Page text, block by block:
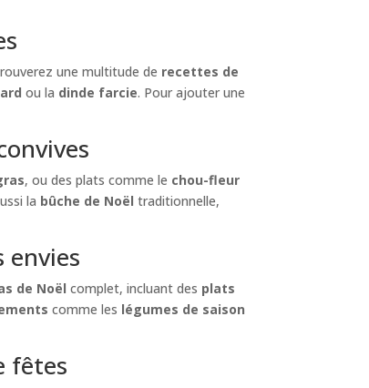
une multitude de recettes de
ou la dinde farcie. Pour ajouter une
, ou des plats comme le chou-fleur
la bûche de Noël traditionnelle,
envies
de Noël complet, incluant des plats
comme les légumes de saison
fêtes